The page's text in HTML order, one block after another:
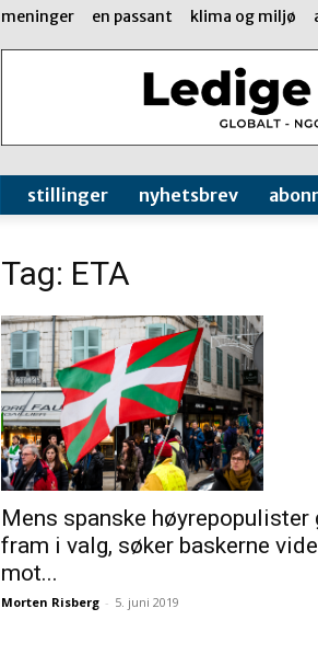
meninger en passant klima og miljø
stillinger nyhetsbrev
Tag: ETA
Mens spanske høyrepopulister
fram i valg, søker baskerne
mot...
Morten Risberg - 5. juni 2019